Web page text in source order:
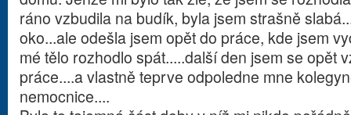
ráno vzbudila na budík, byla jsem strašně
oko...ale odešla jsem opět do práce, kde jsem
mé tělo rozhodlo spát.....další den jsem se opět
práce....a vlastně teprve odpoledne mne
nemocnice....